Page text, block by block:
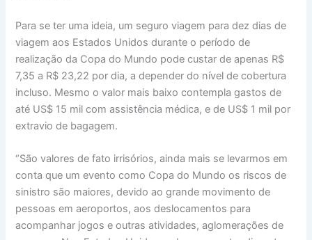
Para se ter uma ideia, um seguro viagem para dez dias de
viagem aos Estados Unidos durante o período de
realização da Copa do Mundo pode custar de apenas R$
7,35 a R$ 23,22 por dia, a depender do nível de cobertura
incluso. Mesmo o valor mais baixo contempla gastos de
até US$ 15 mil com assistência médica, e de US$ 1 mil por
extravio de bagagem.
“São valores de fato irrisórios, ainda mais se levarmos em
conta que um evento como Copa do Mundo os riscos de
sinistro são maiores, devido ao grande movimento de
pessoas em aeroportos, aos deslocamentos para
acompanhar jogos e outras atividades, aglomerações de